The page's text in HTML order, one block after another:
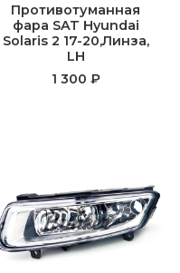
Противотуманная
фара SAT Hyundai
Solaris 2 17-20,Линза,
LH
1 300 ₽